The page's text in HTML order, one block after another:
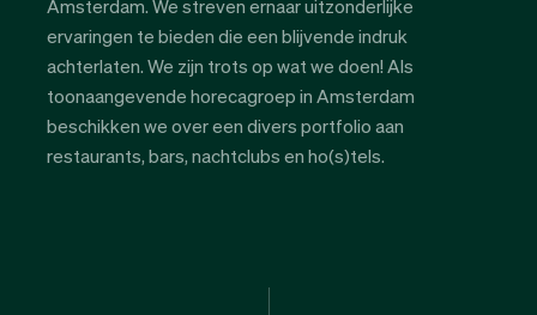
Amsterdam. We streven ernaar uitzonderlijke
ervaringen te bieden die een blijvende indruk
achterlaten. We zijn trots op wat we doen! Als
toonaangevende horecagroep in Amsterdam
beschikken we over een divers portfolio aan
restaurants, bars, nachtclubs en ho(s)tels.